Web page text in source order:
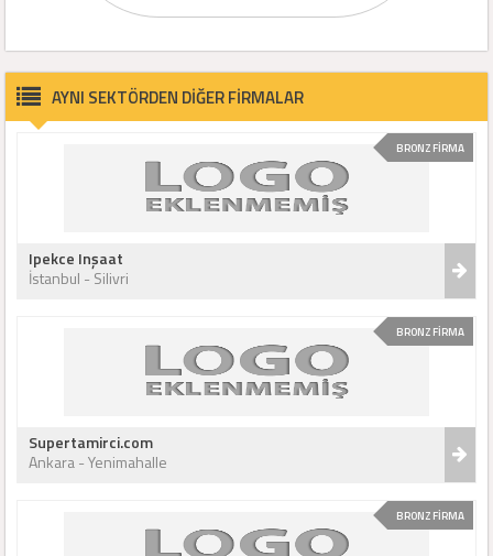
AYNI SEKTÖRDEN DİĞER FİRMALAR
BRONZ FİRMA
Ipekce Inşaat
İstanbul - Silivri
BRONZ FİRMA
Supertamirci.com
Ankara - Yenimahalle
BRONZ FİRMA